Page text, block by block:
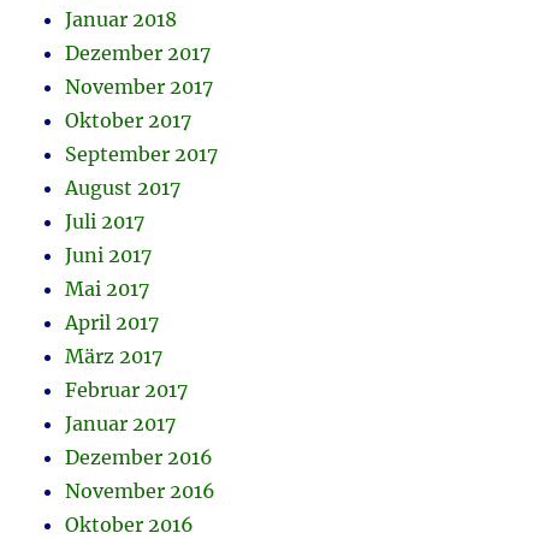
Januar 2018
Dezember 2017
November 2017
Oktober 2017
September 2017
August 2017
Juli 2017
Juni 2017
Mai 2017
April 2017
März 2017
Februar 2017
Januar 2017
Dezember 2016
November 2016
Oktober 2016